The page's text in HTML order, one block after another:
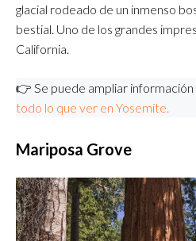
glacial rodeado de un inmenso
bestial. Uno de los grandes
California.
👉 Se puede ampliar información
todo lo que ver en Yosemite.
Mariposa Grove